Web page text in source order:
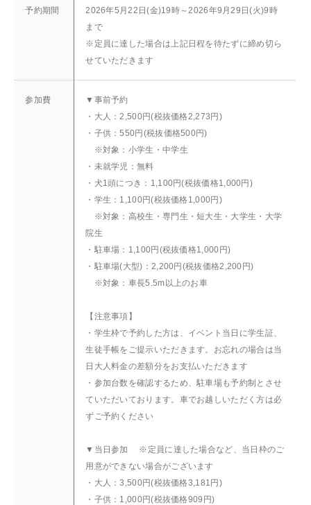
予約期間
2026年5月22日(金)19時～2026年9月29日(火)9時
まで
※定員に達した場合は上記日程を待たずに締め切ら
せていただきます
参加費
▼事前予約
・大人：2,500円(税抜価格2,273円)
・子供：550円(税抜価格500円)
※対象：小学生・中学生
・未就学児：無料
・犬1頭につき：1,100円(税抜価格1,000円)
・学生：1,100円(税抜価格1,000円)
※対象：高校生・専門生・短大生・大学生・大学
院生
・駐車場：1,100円(税抜価格1,000円)
・駐車場(大型)：2,200円(税抜価格2,200円)
※対象：車長5.5m以上のお車
【注意事項】
・学生枠で予約した方は、イベント当日に学生証、
生徒手帳をご提示いただきます。お忘れの場合は当
日大人料金の差額分をお支払いただきます
・参加台数を確認するため、駐車場も予約制とさせ
ていただいております。車でお越しいただく方は必
ずご予約ください
▼当日参加 ※定員に達した場合など、当日枠のご
用意ができない場合がございます
・大人：3,500円(税抜価格3,181円)
・子供：1,000円(税抜価格909円)